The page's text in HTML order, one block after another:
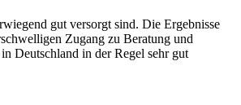
gut versorgt sind. Die Ergebnisse
Zugang zu Beratung und
Deutschland in der Regel sehr gut